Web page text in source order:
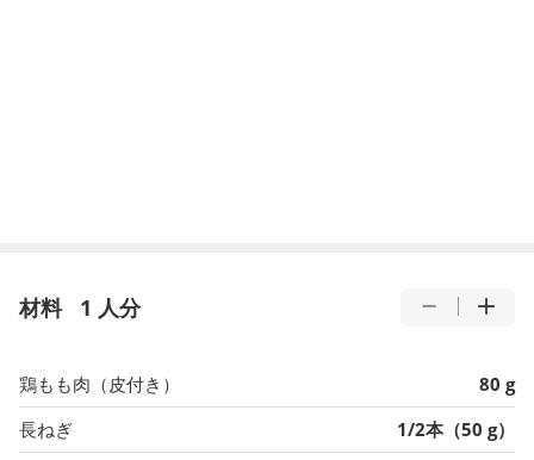
材料 1 人分
鶏もも肉（皮付き）
80 g
長ねぎ
1/2本（50 g）